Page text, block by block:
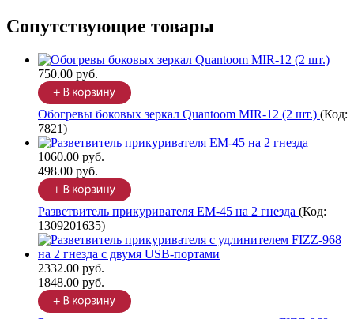
Сопутствующие товары
750.00 руб.
Обогревы боковых зеркал Quantoom MIR-12 (2 шт.) (Код:
7821)
1060.00 руб.
498.00 руб.
Разветвитель прикуривателя EM-45 на 2 гнезда (Код:
1309201635)
2332.00 руб.
1848.00 руб.